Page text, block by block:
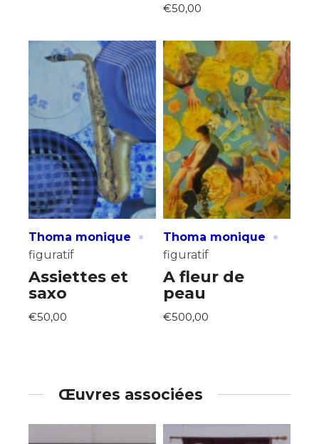
€50,00
Thoma monique ·
figuratif
Assiettes et
saxo
€50,00
Thoma monique ·
figuratif
A fleur de
peau
€500,00
Œuvres associées